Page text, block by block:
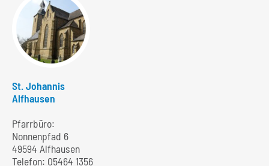
St. Johannis
Alfhausen
Pfarrbüro:
Nonnenpfad 6
49594 Alfhausen
Telefon: 05464 1356